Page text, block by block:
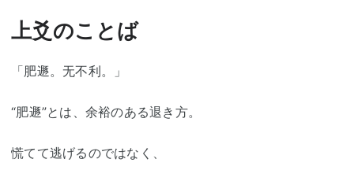
上爻のことば
「肥遯。无不利。」
“肥遯”とは、余裕のある退き方。
慌てて逃げるのではなく、